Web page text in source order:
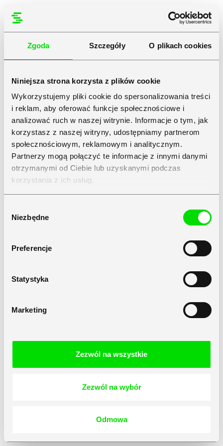
Zgoda Szczegóły O plikach cookies
Niniejsza strona korzysta z plików cookie
Wykorzystujemy pliki cookie do spersonalizowania treści
i reklam, aby oferować funkcje społecznościowe i
analizować ruch w naszej witrynie. Informacje o tym, jak
korzystasz z naszej witryny, udostępniamy partnerom
społecznościowym, reklamowym i analitycznym.
Partnerzy mogą połączyć te informacje z innymi danymi
otrzymanymi od Ciebie lub uzyskanymi podczas
korzystania z ich usług.
zgody
Niezbędne
Preferencje
Statystyka
Marketing
Zezwól na wszystkie
Zezwól na wybór
Odmowa